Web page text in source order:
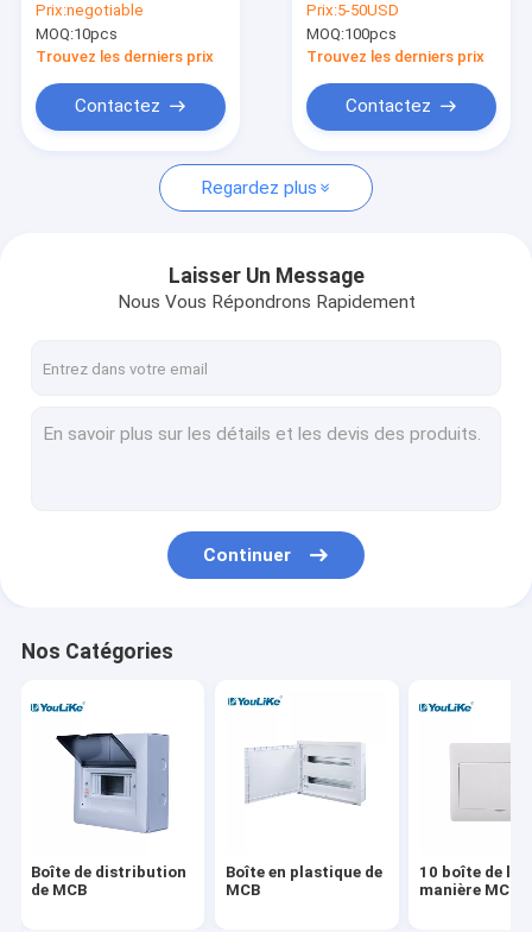
Nouvelles
Cas
Boîte de distribution de MCB
10 boîte de la manière MCB
Boîte monophasé MCB
Boîte de distribution affleurante de bâti
Alimentation électrique extérieur
Boîte équipotentielle
consommateur de
boîte de la manière
MCB
Prix:negotiable
MOQ:10pcs
Trouvez les derniers prix
Contactez
phase de panneau
électrique de basse
tension
Prix:5-50USD
MOQ:100pcs
Trouvez les derniers prix
Contactez
Regardez plus
Laisser Un Message
Nous Vous Répondrons Rapidement
Continuer
Nos Catégories
Boîte de distribution
de MCB
Boîte en plastique de
MCB
10 boîte de la
manière MCB